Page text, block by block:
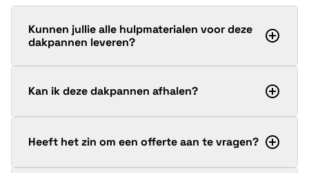
Kunnen jullie alle hulpmaterialen voor deze
dakpannen leveren?
Kan ik deze dakpannen afhalen?
Heeft het zin om een offerte aan te vragen?